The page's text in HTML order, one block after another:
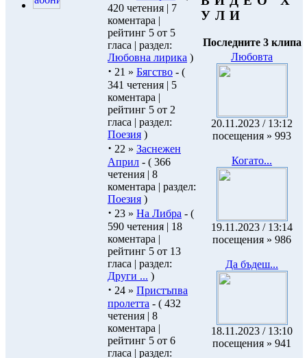
420 четения | 7
коментара |
рейтинг 5 от 5
гласа | раздел:
Любовна лирика )
· 21 » Бягство - (
341 четения | 5
коментара |
рейтинг 5 от 2
гласа | раздел:
Поезия )
· 22 » Заснежен
Април - ( 366
четения | 8
коментара | раздел:
Поезия )
· 23 » На Либра - (
590 четения | 18
коментара |
рейтинг 5 от 13
гласа | раздел:
Други ... )
· 24 » Пристъпва
пролетта - ( 432
четения | 8
коментара |
рейтинг 5 от 6
гласа | раздел:
У Л И
Последните 3 клипа
Любовта
20.11.2023 / 13:12
посещения » 993
Когато...
19.11.2023 / 13:14
посещения » 986
Да бъдеш...
18.11.2023 / 13:10
посещения » 941